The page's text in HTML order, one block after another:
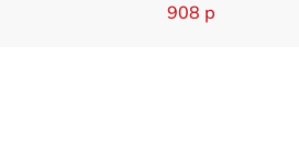
908 р